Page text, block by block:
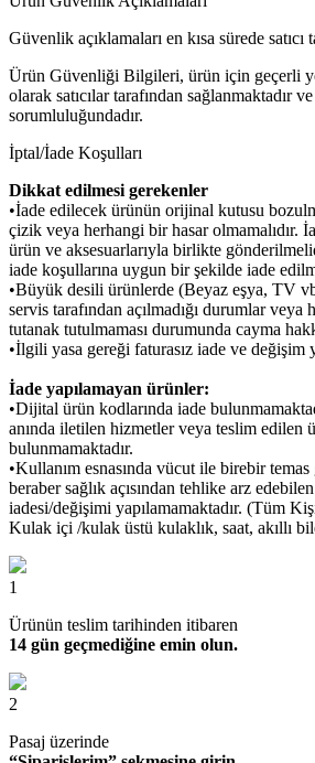
Güvenlik açıklamaları en kısa sürede satıcı
Ürün Güvenliği Bilgileri, ürün için geçerli
olarak satıcılar tarafından sağlanmaktadır
sorumluluğundadır.
İptal/İade Koşulları
Dikkat edilmesi gerekenler
•İade edilecek ürünün orijinal kutusu
çizik veya herhangi bir hasar olmamalıdır.
ürün ve aksesuarlarıyla birlikte
iade koşullarına uygun bir şekilde iade
•Büyük desili ürünlerde (Beyaz eşya, TV
servis tarafından açılmadığı durumlar veya
tutanak tutulmaması durumunda cayma
•İlgili yasa gereği faturasız iade ve değişim
İade yapılamayan ürünler:
•Dijital ürün kodlarında iade
anında iletilen hizmetler veya teslim edilen
bulunmamaktadır.
•Kullanım esnasında vücut ile birebir
beraber sağlık açısından tehlike arz
iadesi/değişimi yapılamamaktadır. (Tüm
Kulak içi /kulak üstü kulaklık, saat, akıllı
1
Ürünün teslim tarihinden itibaren
14 gün geçmediğine emin olun.
2
Pasaj üzerinde